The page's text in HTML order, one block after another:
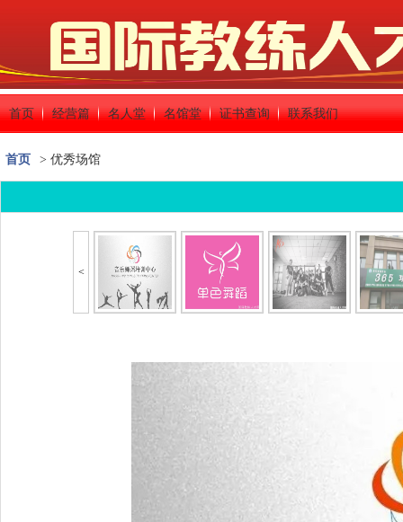
首页 经营篇 名人堂 名馆堂 证书查询 联系我们
首页 > 优秀场馆
<